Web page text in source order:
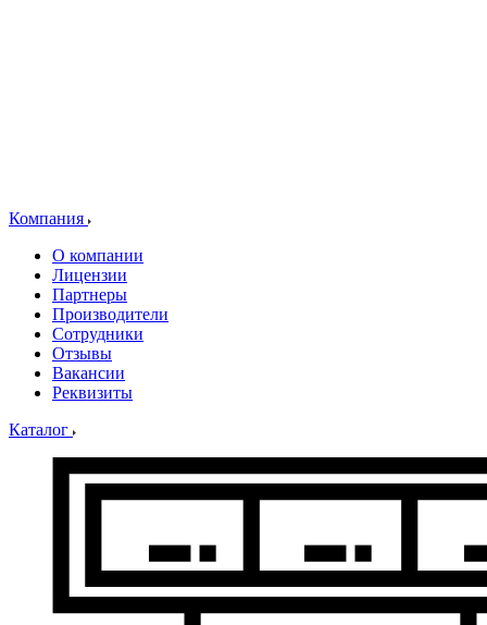
Компания
О компании
Лицензии
Партнеры
Производители
Сотрудники
Отзывы
Вакансии
Реквизиты
Каталог